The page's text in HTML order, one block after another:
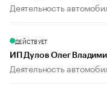
Деятельность
ДЕЙСТВУЕТ
ИП Дулов Олег
Деятельность